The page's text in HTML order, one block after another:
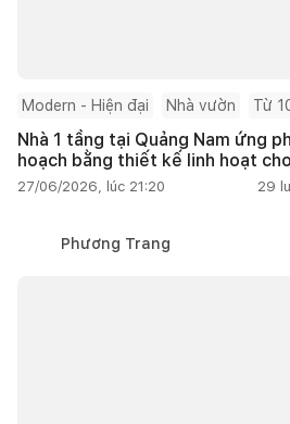
Modern - Hiện đại Nhà vườn Từ
Nhà 1 tầng tại Quảng Nam ứng
hoạch bằng thiết kế linh hoạt
27/06/2026, lúc 21:20 29
Phương Trang